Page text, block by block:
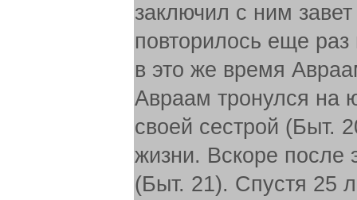
заключил с ним
повторилось еще
в это же время
Авраам тронулся на
своей сестрой (Быт.
жизни. Вскоре после
(Быт. 21). Спустя 25